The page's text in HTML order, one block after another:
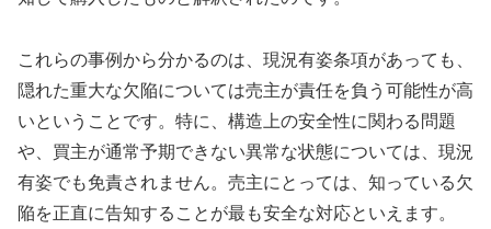
これらの事例から分かるのは、現況有姿条項があっても、
隠れた重大な欠陥については売主が責任を負う可能性が高
いということです。特に、構造上の安全性に関わる問題
や、買主が通常予期できない異常な状態については、現況
有姿でも免責されません。売主にとっては、知っている欠
陥を正直に告知することが最も安全な対応といえます。